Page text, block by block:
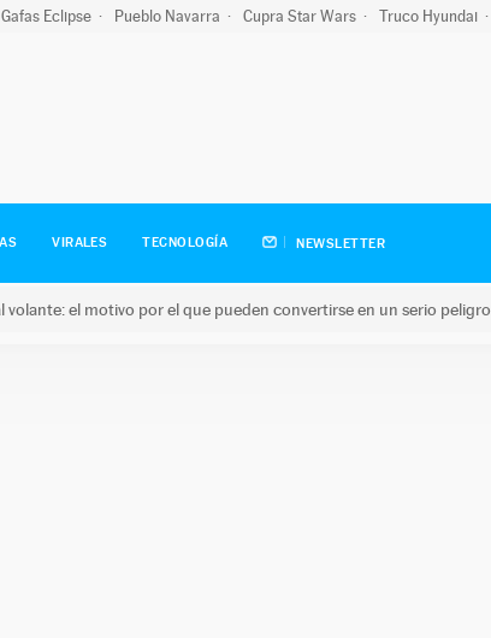
Gafas Eclipse Pueblo Navarra Cupra Star Wars Truco Hyundai
VIRALES TECNOLOGÍA NEWSLETTER
volante: el motivo por el que pueden convertirse en un serio peligro